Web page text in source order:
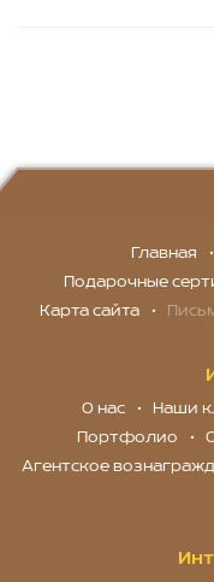
Главная
Подарочные
Карта сайта
О нас Наши
Портфолио
Агентское